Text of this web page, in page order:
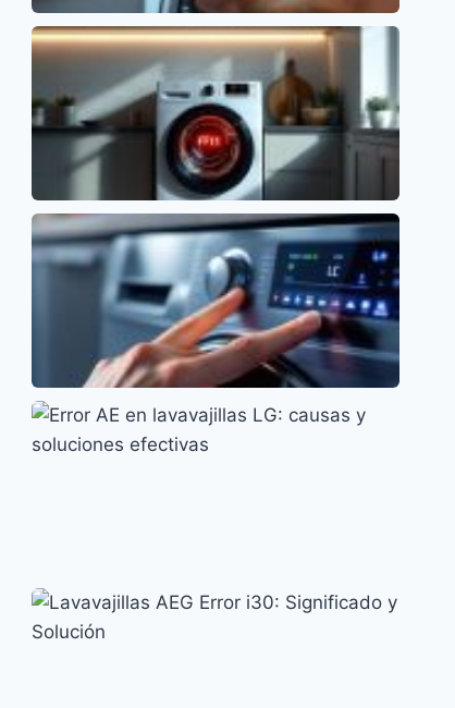
Cómo resolver el error F15 en lavavajillas
Indesit
Códigos de error y su significado
Solución al Error F11 en Lavavajillas
Whirlpool
Códigos de error y su significado
Error LC en Lavavajillas Samsung: Causas y
Soluciones
Error AE en lavavajillas LG: causas y
soluciones efectivas